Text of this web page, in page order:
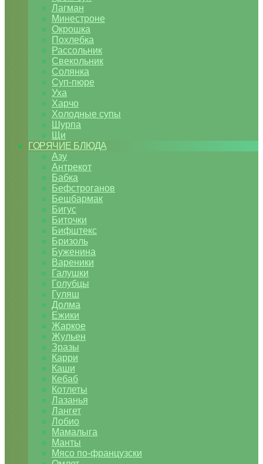
Лагман
Минестроне
Окрошка
Похлебка
Рассольник
Свекольник
Солянка
Суп-пюре
Уха
Харчо
Холодные супы
Шурпа
Щи
ГОРЯЧИЕ БЛЮДА
Азу
Антрекот
Бабка
Бефстроганов
Бешбармак
Бигус
Биточки
Бифштекс
Бризоль
Буженина
Вареники
Галушки
Голубцы
Гуляш
Долма
Ежики
Жаркое
Жульен
Зразы
Карри
Каши
Кебаб
Котлеты
Лазанья
Лангет
Лобио
Мамалыга
Манты
Мясо по-французски